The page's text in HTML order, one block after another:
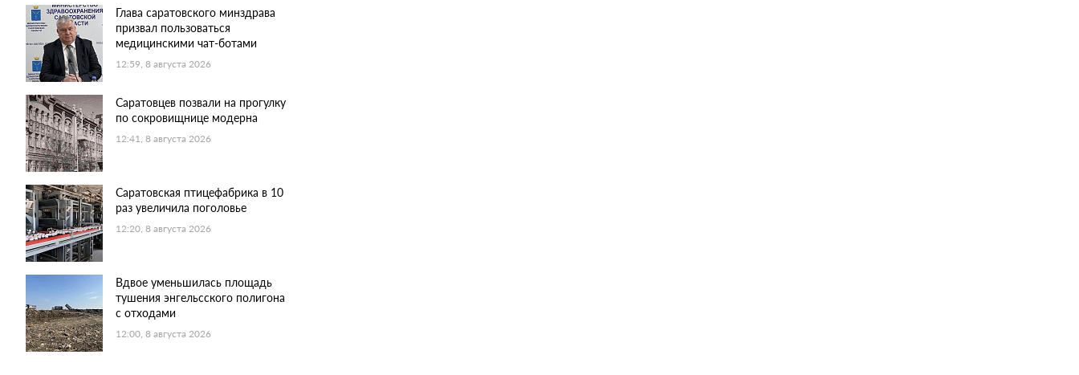
Глава саратовского минздрава
призвал пользоваться
медицинскими чат-ботами
12:59, 8 августа 2026
Саратовцев позвали на прогулку
по сокровищнице модерна
12:41, 8 августа 2026
Саратовская птицефабрика в 10
раз увеличила поголовье
12:20, 8 августа 2026
Вдвое уменьшилась площадь
тушения энгельсского полигона
с отходами
12:00, 8 августа 2026